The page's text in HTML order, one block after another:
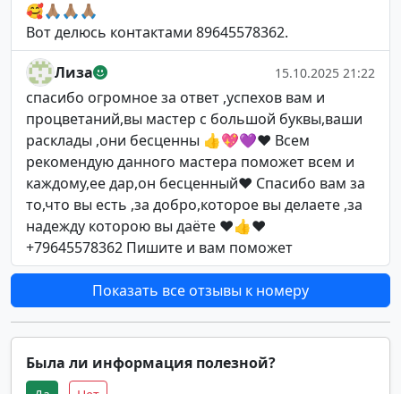
🥰🙏🏽🙏🏽🙏🏽
Вот делюсь контактами 89645578362.
Лиза 15.10.2025 21:22
спасибо огромное за ответ ,успехов вам и
процветаний,вы мастер с большой буквы,ваши
расклады ,они бесценны 👍💖💜❤️ Всем
рекомендую данного мастера поможет всем и
каждому,ее дар,он бесценный♥️ Спасибо вам за
то,что вы есть ,за добро,которое вы делаете ,за
надежду которою вы даёте ♥️👍♥️
+79645578362 Пишите и вам поможет
Показать все отзывы к номеру
Была ли информация полезной?